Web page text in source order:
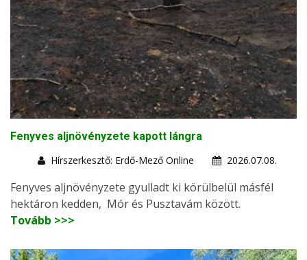
Fenyves aljnövényzete kapott lángra
Hírszerkesztő: Erdő-Mező Online
2026.07.08.
Fenyves aljnövényzete gyulladt ki körülbelül másfél
hektáron kedden, Mór és Pusztavám között.
Tovább >>>